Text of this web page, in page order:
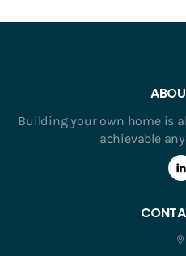
Building your own home is
achievable